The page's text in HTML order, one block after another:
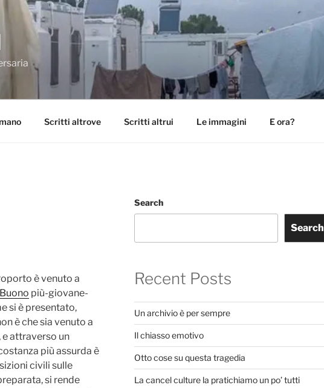
Scritti altrove Scritti altrui Le immagini E ora?
è venuto a
più-giovane-
si è presentato,
è che sia venuto a
e attraverso un
più assurda è
civili sulle
si rende
Search
Search
Recent Posts
Un archivio è per sempre
Il chiasso emotivo
Otto cose su questa tragedia
La cancel culture la pratichiamo un po’ tutti